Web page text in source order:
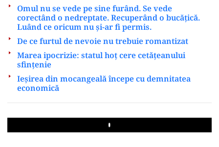
Omul nu se vede pe sine furând. Se vede
corectând o nedreptate. Recuperând o bucățică.
Luând ce oricum nu și-ar fi permis.
De ce furtul de nevoie nu trebuie romantizat
Marea ipocrizie: statul hoț cere cetățeanului
sfințenie
Ieșirea din mocangeală începe cu demnitatea
economică
Play